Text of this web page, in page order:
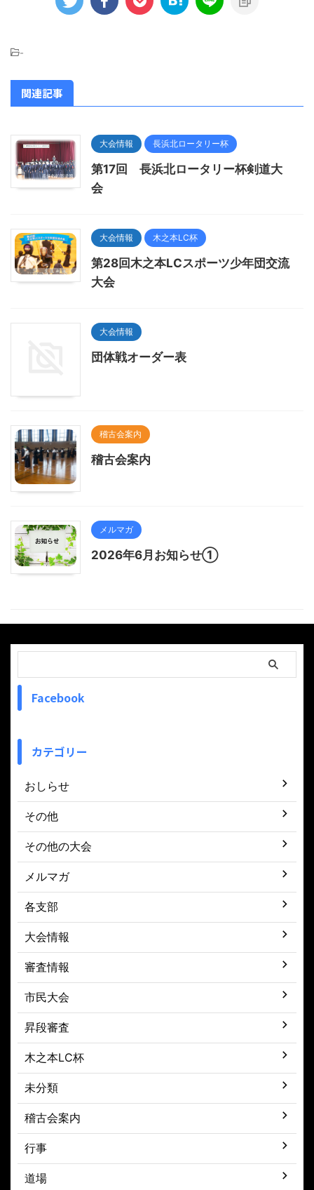
-
関連記事
大会情報 長浜北ロータリー杯
第17回 長浜北ロータリー杯剣道大
会
大会情報 木之本LC杯
第28回木之本LCスポーツ少年団交流
大会
大会情報
団体戦オーダー表
稽古会案内
稽古会案内
メルマガ
2026年6月お知らせ①
Facebook
カテゴリー
おしらせ
その他
その他の大会
メルマガ
各支部
大会情報
審査情報
市民大会
昇段審査
木之本LC杯
未分類
稽古会案内
行事
道場